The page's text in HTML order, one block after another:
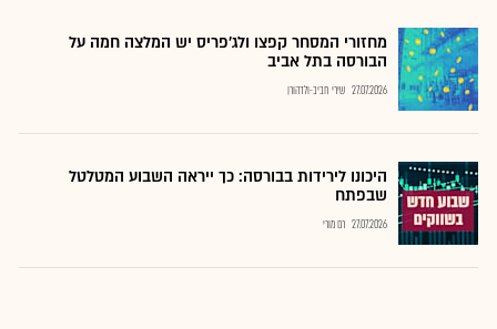
מחזורי המסחר קפצו ולג'פריס יש המלצה חמה על
הבורסה בתל אביב
27.07.2026 שירי חביב-ולדהורן
היכונו לירידות בבורסה: כך ייראה השבוע המטלטל
שבפתח
27.07.2026 רם מורי